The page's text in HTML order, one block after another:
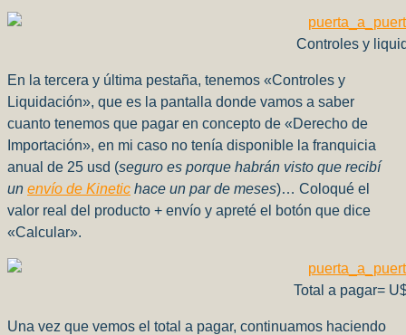
Controles y
En la tercera y última pestaña, tenemos «Controles y
Liquidación», que es la pantalla donde vamos a saber
cuanto tenemos que pagar en concepto de «Derecho de
Importación», en mi caso no tenía disponible la franquicia
anual de 25 usd (seguro es porque habrán visto que recibí
un envío de Kinetic hace un par de meses)… Coloqué el
valor real del producto + envío y apreté el botón que dice
«Calcular».
Total a pagar=
Una vez que vemos el total a pagar, continuamos haciendo